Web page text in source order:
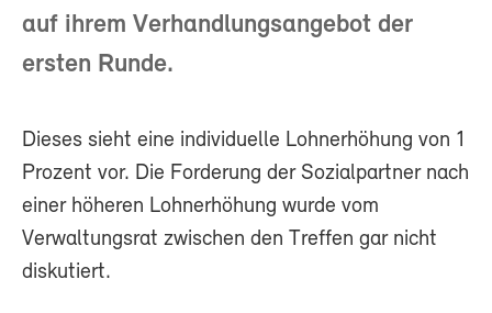
auf ihrem Verhandlungsangebot der
ersten Runde.
Dieses sieht eine individuelle Lohnerhöhung von 1
Prozent vor. Die Forderung der Sozialpartner nach
einer höheren Lohnerhöhung wurde vom
Verwaltungsrat zwischen den Treffen gar nicht
diskutiert.